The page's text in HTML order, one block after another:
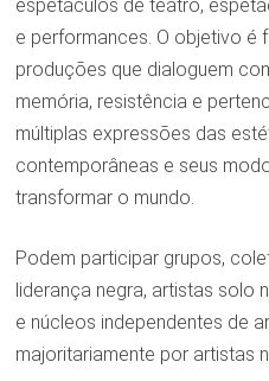
espetáculos de teatro,
e performances. O objetivo é
produções que dialoguem
memória, resistência e
múltiplas expressões das
contemporâneas e seus
transformar o mundo.
Podem participar grupos,
liderança negra, artistas solo
e núcleos independentes de
majoritariamente por artistas